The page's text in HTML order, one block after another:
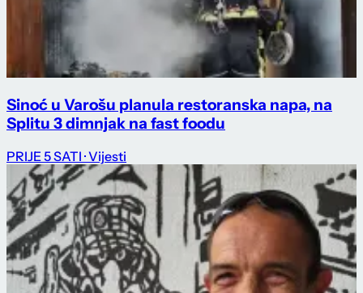
Sinoć u Varošu planula restoranska napa, na
Splitu 3 dimnjak na fast foodu
PRIJE 5 SATI · Vijesti